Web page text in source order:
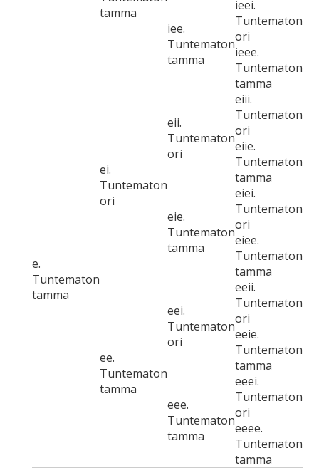
tamma
iee.
Tuntematon
tamma
ieei.
Tuntematon
ori
ieee.
Tuntematon
tamma
e.
Tuntematon
tamma
ei.
Tuntematon
ori
eii.
Tuntematon
ori
eiii.
Tuntematon
ori
eiie.
Tuntematon
tamma
eie.
Tuntematon
tamma
eiei.
Tuntematon
ori
eiee.
Tuntematon
tamma
ee.
Tuntematon
tamma
eei.
Tuntematon
ori
eeii.
Tuntematon
ori
eeie.
Tuntematon
tamma
eee.
Tuntematon
tamma
eeei.
Tuntematon
ori
eeee.
Tuntematon
tamma